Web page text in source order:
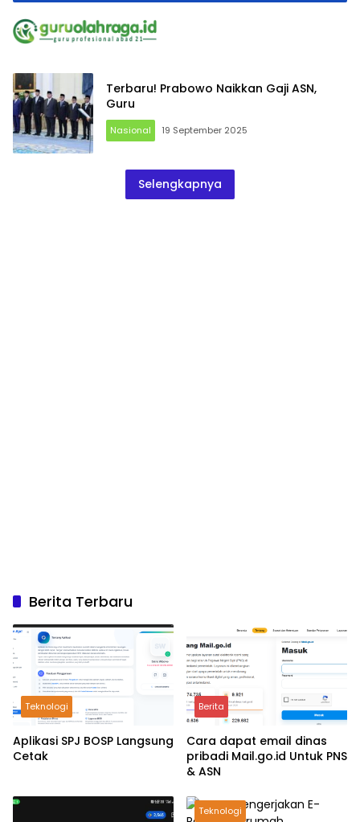
Terbaru! Prabowo Naikkan Gaji ASN,
Guru
Nasional 19 September 2025
Selengkapnya
Berita Terbaru
Teknologi
Aplikasi SPJ BOSP Langsung
Cetak
Berita
Cara dapat email dinas
pribadi Mail.go.id Untuk PNS
& ASN
Teknologi